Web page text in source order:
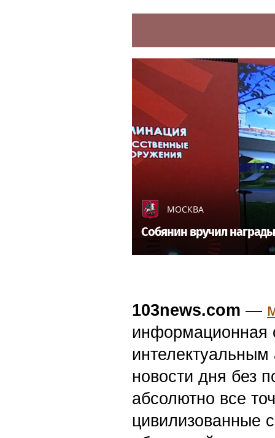
МОСКВА
Собянин вручил
103news.com —
информационная
новости дня без
абсолютно все
цивилизованные